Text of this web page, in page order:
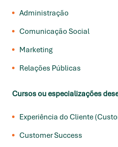
Administração
Comunicação Social
Marketing
Relações Públicas
Cursos ou especializações
Experiência do Cliente
Customer Success